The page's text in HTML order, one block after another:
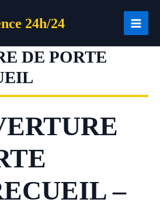
24h/24
DE PORTE
–